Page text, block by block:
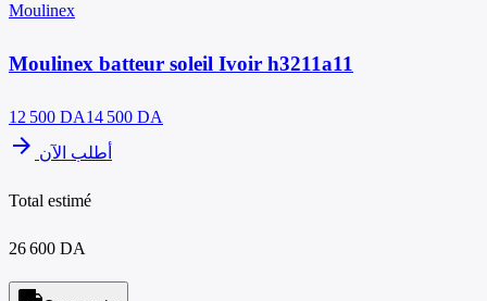
Moulinex
Moulinex batteur soleil Ivoir h3211a11
12 500 DA14 500 DA
arrow_forward أطلب الآن
Total estimé
26 600 DA